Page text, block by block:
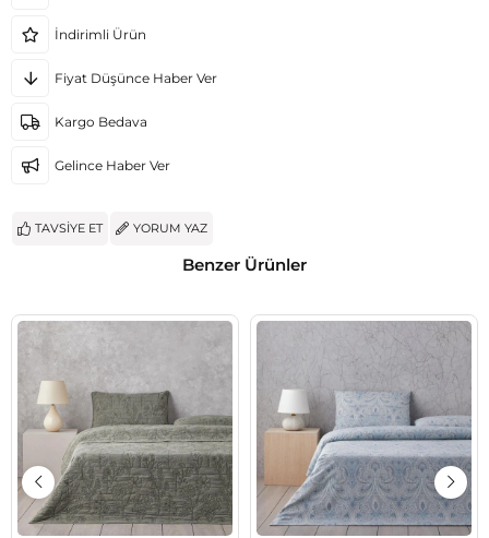
İndirimli Ürün
Fiyat Düşünce Haber Ver
Kargo Bedava
Gelince Haber Ver
TAVSIYE ET YORUM YAZ
Benzer Ürünler